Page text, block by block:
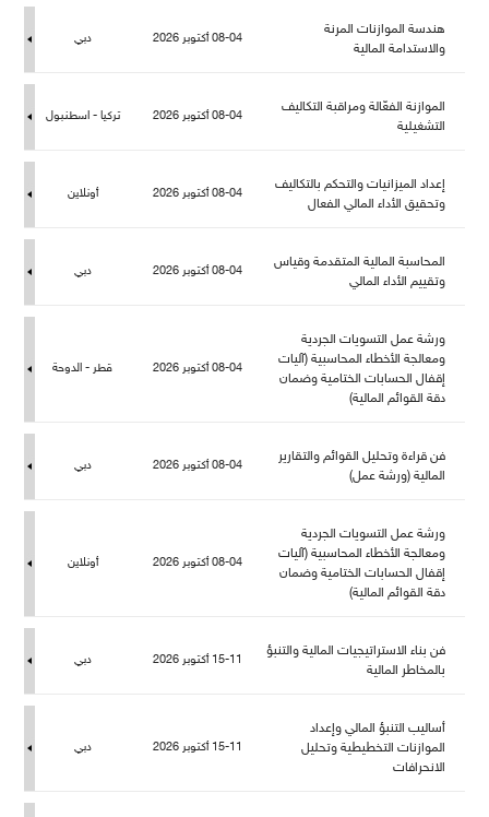
هندسة الموازنات المرنة
والاستدامة المالية
08-04 أكتوبر 2026 دبي
الموازنة الفعّالة ومراقبة التكاليف
التشغيلية
08-04 أكتوبر 2026 تركيا - اسطنبو
إعداد الميزانيات والتحكم بالتكاليف
وتحقيق الأداء المالي الفعا
08-04 أكتوبر 2026 أونلاين
المحاسبة المالية المتقدمة وقياس
وتقييم الأداء المالي
08-04 أكتوبر 2026 دبي
ورشة عمل التسويات الجردية
ومعالجة الأخطاء المحاسبية (آليات
إقفال الحسابات الختامية وضمان
دقة القوائم المالية)
08-04 أكتوبر 2026 قطر - الدوحة
فن قراءة وتحليل القوائم والتقارير
المالية (ورشة عمل)
08-04 أكتوبر 2026 دبي
ورشة عمل التسويات الجردية
ومعالجة الأخطاء المحاسبية (آليات
إقفال الحسابات الختامية وضمان
دقة القوائم المالية)
08-04 أكتوبر 2026 أونلاين
فن بناء الاستراتيجيات المالية والتنبؤ
بالمخاطر المالية
15-11 أكتوبر 2026 دبي
أساليب التنبؤ المالي وإعداد
الموازنات التخطيطية وتحلي
الانحرافات
15-11 أكتوبر 2026 دبي